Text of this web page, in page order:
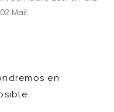
Mail:
en